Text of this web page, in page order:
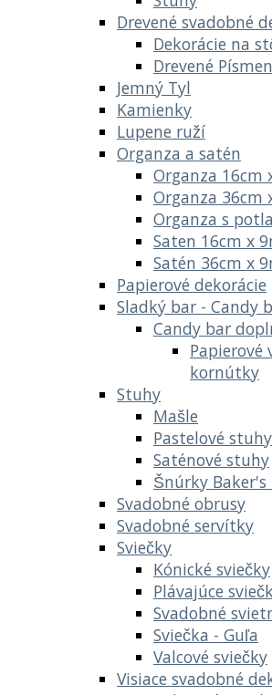
Drevené svadobné
Dekorácie na
Drevené
Jemný Tyl
Kamienky
Lupene ruží
Organza a satén
Organza 16cm
Organza 36cm
Organza s
Saten 16cm x
Satén 36cm x
Papierové dekorácie
Sladký bar - Candy
Candy bar
Papierové
kornútky
Stuhy
Mašle
Pastelové stuhy
Saténové stuhy
Šnúrky Baker's
Svadobné obrusy
Svadobné servítky
Sviečky
Kónické sviečky
Plávajúce
Svadobné
Sviečka - Guľa
Valcové sviečky
Visiace svadobné